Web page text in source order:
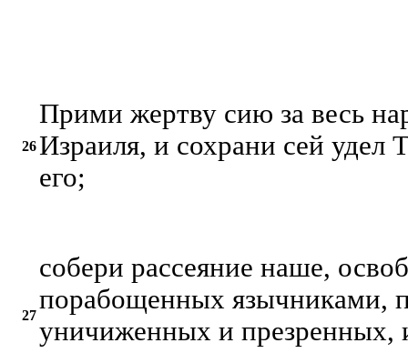
26
Прими жертву сию за весь
Израиля, и сохрани сей удел
его;
27
собери рассеяние наше,
порабощенных язычниками,
уничиженных и презренных,